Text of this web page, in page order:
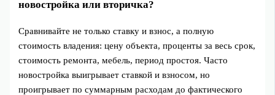
новостройка или вторичка?
Сравнивайте не только ставку и взнос, а полную
стоимость владения: цену объекта, проценты за весь срок,
стоимость ремонта, мебель, период простоя. Часто
новостройка выигрывает ставкой и взносом, но
проигрывает по суммарным расходам до фактического